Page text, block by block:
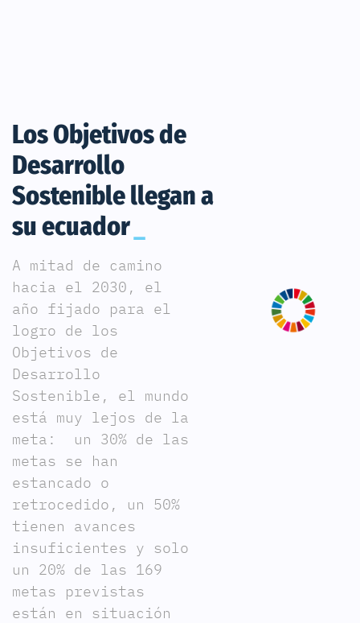
Los Objetivos de
Desarrollo
Sostenible llegan a
su ecuador
A mitad de camino
hacia el 2030, el
año fijado para el
logro de los
Objetivos de
Desarrollo
Sostenible, el mundo
está muy lejos de la
meta: un 30% de las
metas se han
estancado o
retrocedido, un 50%
tienen avances
insuficientes y solo
un 20% de las 169
metas previstas
están en situación